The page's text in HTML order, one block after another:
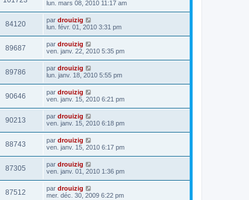
lun. mars 08, 2010 11:17 am
84120 par drouizig
lun. févr. 01, 2010 3:31 pm
89687 par drouizig
ven. janv. 22, 2010 5:35 pm
89786 par drouizig
lun. janv. 18, 2010 5:55 pm
90646 par drouizig
ven. janv. 15, 2010 6:21 pm
90213 par drouizig
ven. janv. 15, 2010 6:18 pm
88743 par drouizig
ven. janv. 15, 2010 6:17 pm
87305 par drouizig
ven. janv. 01, 2010 1:36 pm
87512 par drouizig
mer. déc. 30, 2009 6:22 pm